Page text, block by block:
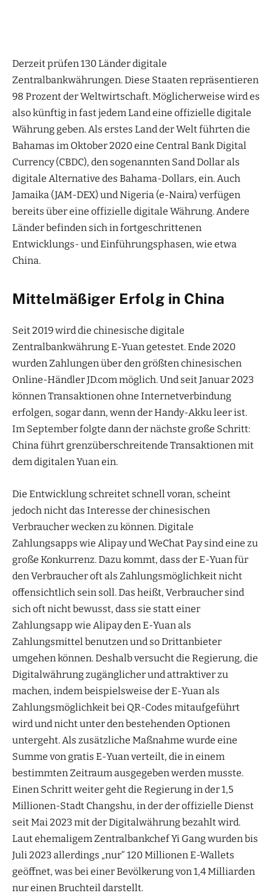
Derzeit prüfen 130 Länder digitale
Zentralbankwährungen. Diese Staaten repräsentieren
98 Prozent der Weltwirtschaft. Möglicherweise wird es
also künftig in fast jedem Land eine offizielle digitale
Währung geben. Als erstes Land der Welt führten die
Bahamas im Oktober 2020 eine Central Bank Digital
Currency (CBDC), den sogenannten Sand Dollar als
digitale Alternative des Bahama-Dollars, ein. Auch
Jamaika (JAM-DEX) und Nigeria (e-Naira) verfügen
bereits über eine offizielle digitale Währung. Andere
Länder befinden sich in fortgeschrittenen
Entwicklungs- und Einführungsphasen, wie etwa
China.
Mittelmäßiger Erfolg in China
Seit 2019 wird die chinesische digitale
Zentralbankwährung E-Yuan getestet. Ende 2020
wurden Zahlungen über den größten chinesischen
Online-Händler JD.com möglich. Und seit Januar 2023
können Transaktionen ohne Internetverbindung
erfolgen, sogar dann, wenn der Handy-Akku leer ist.
Im September folgte dann der nächste große Schritt:
China führt grenzüberschreitende Transaktionen mit
dem digitalen Yuan ein.
Die Entwicklung schreitet schnell voran, scheint
jedoch nicht das Interesse der chinesischen
Verbraucher wecken zu können. Digitale
Zahlungsapps wie Alipay und WeChat Pay sind eine zu
große Konkurrenz. Dazu kommt, dass der E-Yuan für
den Verbraucher oft als Zahlungsmöglichkeit nicht
offensichtlich sein soll. Das heißt, Verbraucher sind
sich oft nicht bewusst, dass sie statt einer
Zahlungsapp wie Alipay den E-Yuan als
Zahlungsmittel benutzen und so Drittanbieter
umgehen können. Deshalb versucht die Regierung, die
Digitalwährung zugänglicher und attraktiver zu
machen, indem beispielsweise der E-Yuan als
Zahlungsmöglichkeit bei QR-Codes mitaufgeführt
wird und nicht unter den bestehenden Optionen
untergeht. Als zusätzliche Maßnahme wurde eine
Summe von gratis E-Yuan verteilt, die in einem
bestimmten Zeitraum ausgegeben werden musste.
Einen Schritt weiter geht die Regierung in der 1,5
Millionen-Stadt Changshu, in der der offizielle Dienst
seit Mai 2023 mit der Digitalwährung bezahlt wird.
Laut ehemaligem Zentralbankchef Yi Gang wurden bis
Juli 2023 allerdings „nur“ 120 Millionen E-Wallets
geöffnet, was bei einer Bevölkerung von 1,4 Milliarden
nur einen Bruchteil darstellt.